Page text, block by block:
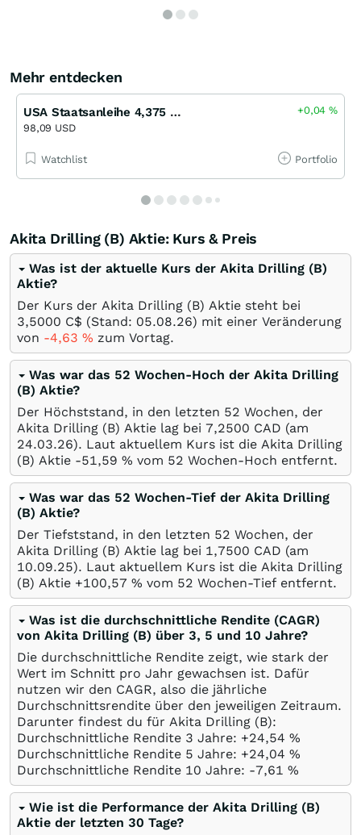
Mehr entdecken
USA Staatsanleihe 4,375 % bis 05/36
98,09 USD
+0,04%
Watchlist Portfolio
Akita Drilling (B) Aktie: Kurs & Preis
Was ist der aktuelle Kurs der Akita Drilling (B)
Aktie?
Der Kurs der Akita Drilling (B) Aktie steht bei
3,5000 C$ (Stand: 05.08.26) mit einer Veränderung
von -4,63 % zum Vortag.
Was war das 52 Wochen-Hoch der Akita Drilling
(B) Aktie?
Der Höchststand, in den letzten 52 Wochen, der
Akita Drilling (B) Aktie lag bei 7,2500 CAD (am
24.03.26). Laut aktuellem Kurs ist die Akita Drilling
(B) Aktie -51,59 % vom 52 Wochen-Hoch entfernt.
Was war das 52 Wochen-Tief der Akita Drilling
(B) Aktie?
Der Tiefststand, in den letzten 52 Wochen, der
Akita Drilling (B) Aktie lag bei 1,7500 CAD (am
10.09.25). Laut aktuellem Kurs ist die Akita Drilling
(B) Aktie +100,57 % vom 52 Wochen-Tief entfernt.
Was ist die durchschnittliche Rendite (CAGR)
von Akita Drilling (B) über 3, 5 und 10 Jahre?
Die durchschnittliche Rendite zeigt, wie stark der
Wert im Schnitt pro Jahr gewachsen ist. Dafür
nutzen wir den CAGR, also die jährliche
Durchschnittsrendite über den jeweiligen Zeitraum.
Darunter findest du für Akita Drilling (B):
Durchschnittliche Rendite 3 Jahre: +24,54 %
Durchschnittliche Rendite 5 Jahre: +24,04 %
Durchschnittliche Rendite 10 Jahre: -7,61 %
Wie ist die Performance der Akita Drilling (B)
Aktie der letzten 30 Tage?